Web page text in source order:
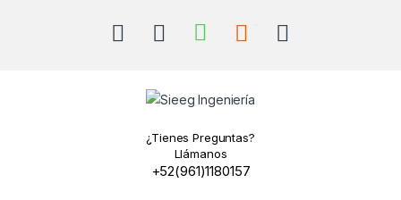
¿Tienes Preguntas?
Llámanos
+52(961)1180157